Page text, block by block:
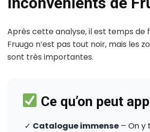
Après cette analyse, il est temps de
Fruugo n’est pas tout noir, mais les
sont très importantes.
Ce qu’on peut
✓ Catalogue immense – On y